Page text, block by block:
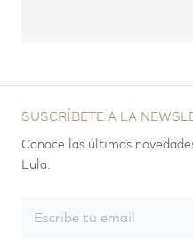
SUSCRÍBETE A LA
Conoce las últimas
Lula.